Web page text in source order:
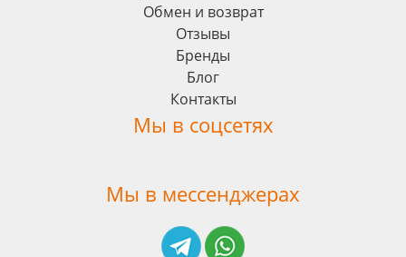
Обмен и возврат
Отзывы
Бренды
Блог
Контакты
Мы в соцсетях
Мы в мессенджерах